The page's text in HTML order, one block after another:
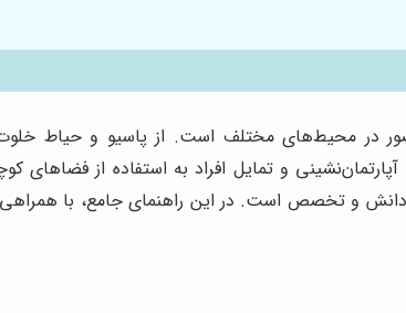
در محیط‌های مختلف است. از پاسیو و حیاط
آپارتمان‌نشینی و تمایل افراد به استفاده از
و تخصص است. در این راهنمای جامع، با